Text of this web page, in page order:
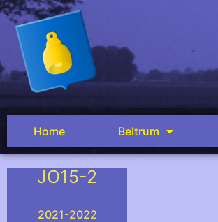
Home Beltrum
JO15-2
2021-2022